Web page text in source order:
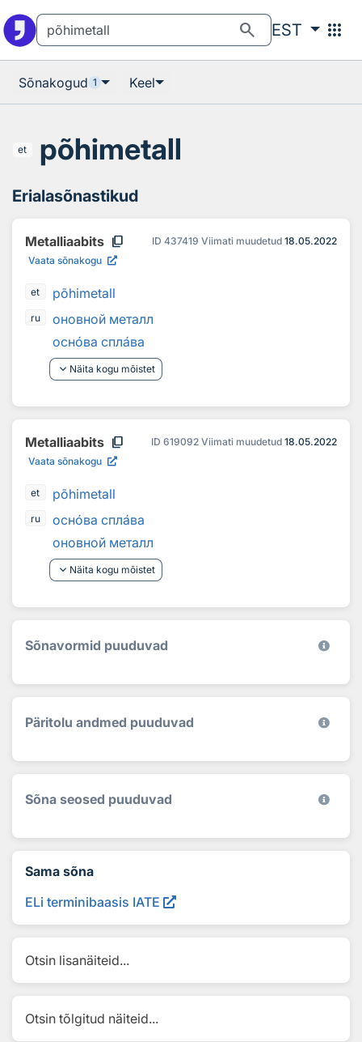
search EST apps
Sõnakogud 1 Keel
et põhimetall
Erialasõnastikud
Metalliaabits content_copy ID 437419 Viimati muudetud 18.05.2022
Vaata sõnakogu
et põhimetall
ru
оновной металл
основа сплава
keyboard_arrow_down Näita kogu mõistet
Metalliaabits content_copy ID 619092 Viimati muudetud 18.05.2022
Vaata sõnakogu
et põhimetall
ru основа сплава
оновной металл
keyboard_arrow_down Näita kogu mõistet
Sõnavormid puuduvad
Päritolu andmed puuduvad
Sõna seosed puuduvad
Sama sõna
ELi terminibaasis IATE
Otsin lisanäiteid...
Otsin tõlgitud näiteid...